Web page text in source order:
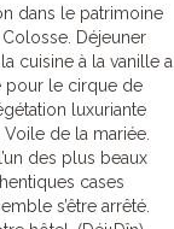
dans le patrimoine
Déjeuner
cuisine à la vanille a
pour le cirque de
luxuriante
de la mariée.
des plus beaux
cases
s’être arrêté.